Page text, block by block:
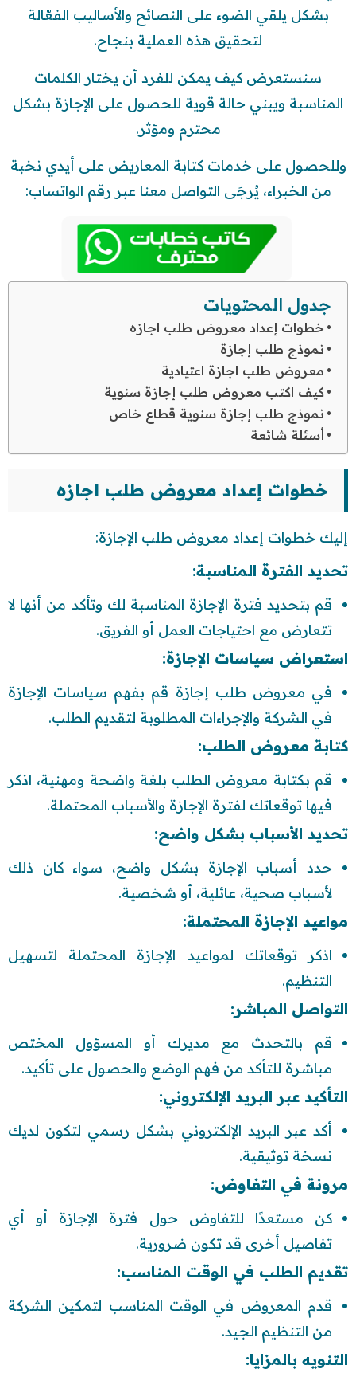
بشكل يلقي الضوء على النصائح والأساليب الفعّالة
لتحقيق هذه العملية بنجاح.
سنستعرض كيف يمكن للفرد أن يختار الكلمات
المناسبة ويبني حالة قوية للحصول على الإجازة بشكل
محترم ومؤثر.
وللحصول على خدمات كتابة المعاريض على أيدي نخبة
من الخبراء، يُرجَى التواصل معنا عبر رقم الواتساب:
جدول المحتويات
خطوات إعداد معروض طلب اجازه
نموذج طلب إجازة
معروض طلب اجازة اعتيادية
كيف اكتب معروض طلب إجازة سنوية
نموذج طلب إجازة سنوية قطاع خاص
أسئلة شائعة
خطوات إعداد معروض طلب اجازه
إليك خطوات إعداد معروض طلب الإجازة:
تحديد الفترة المناسبة:
قم بتحديد فترة الإجازة المناسبة لك وتأكد من أنها لا
تتعارض مع احتياجات العمل أو الفريق.
استعراض سياسات الإجازة:
في معروض طلب إجازة قم بفهم سياسات الإجازة
في الشركة والإجراءات المطلوبة لتقديم الطلب.
كتابة معروض الطلب:
قم بكتابة معروض الطلب بلغة واضحة ومهنية، اذكر
فيها توقعاتك لفترة الإجازة والأسباب المحتملة.
تحديد الأسباب بشكل واضح:
حدد أسباب الإجازة بشكل واضح، سواء كان ذلك
لأسباب صحية، عائلية، أو شخصية.
مواعيد الإجازة المحتملة:
اذكر توقعاتك لمواعيد الإجازة المحتملة لتسهيل
التنظيم.
التواصل المباشر:
قم بالتحدث مع مديرك أو المسؤول المختص
مباشرة للتأكد من فهم الوضع والحصول على تأكيد.
التأكيد عبر البريد الإلكتروني:
أكد عبر البريد الإلكتروني بشكل رسمي لتكون لديك
نسخة توثيقية.
مرونة في التفاوض:
كن مستعدًا للتفاوض حول فترة الإجازة أو أي
تفاصيل أخرى قد تكون ضرورية.
تقديم الطلب في الوقت المناسب:
قدم المعروض في الوقت المناسب لتمكين الشركة
من التنظيم الجيد.
التنويه بالمزايا: